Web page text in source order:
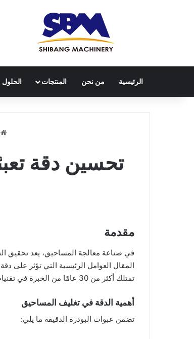
الرئيسية من نحن المنتجات الحلول
تحسين دقة
مقدمة
في صناعة معالجة المساحيق، يعد تحقيق
تمتلك أكثر من 30 عامًا من الخبرة في تقنيات الطحن ومعالجة المواد.
أهمية الدقة في تغليف المساحيق
تضمن عبوات البودرة الدقيقة ما يلي: